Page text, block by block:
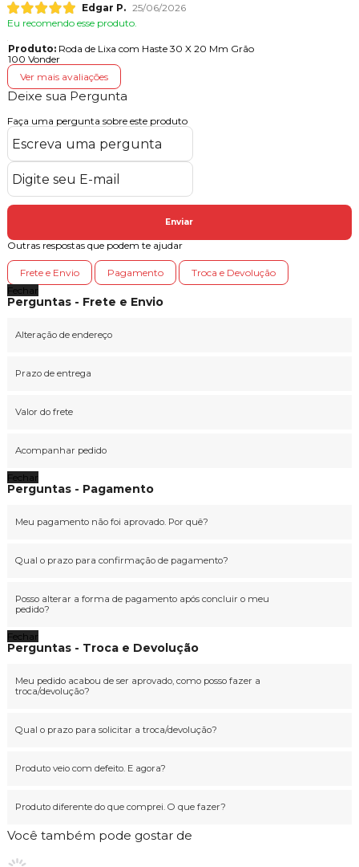
Edgar P. 25/06/2026
Eu recomendo esse produto.
Produto:Roda de Lixa com Haste 30 X 20 Mm Grão
100 Vonder
Ver mais avaliações
Deixe sua Pergunta
Faça uma pergunta sobre este produto
Enviar
Outras respostas que podem te ajudar
Frete e Envio Pagamento
Troca e Devolução
Fechar
Perguntas - Frete e Envio
Alteração de endereço
Prazo de entrega
Valor do frete
Acompanhar pedido
Fechar
Perguntas - Pagamento
Meu pagamento não foi aprovado. Por quê?
Qual o prazo para confirmação de pagamento?
Posso alterar a forma de pagamento após concluir o meu
pedido?
Fechar
Perguntas - Troca e Devolução
Meu pedido acabou de ser aprovado, como posso fazer a
troca/devolução?
Qual o prazo para solicitar a troca/devolução?
Produto veio com defeito. E agora?
Produto diferente do que comprei. O que fazer?
Você também pode gostar de